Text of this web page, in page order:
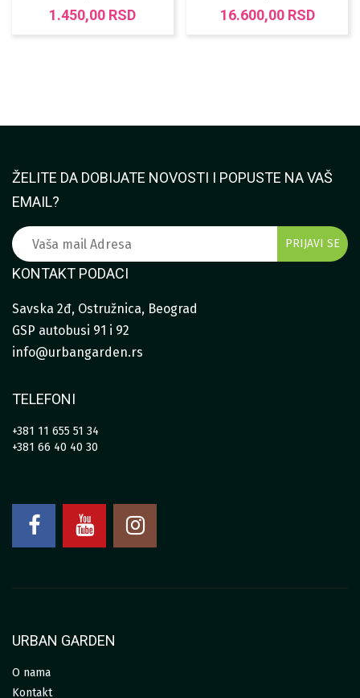
CENA
1.450,00 RSDTRENUTNA
CENA
16.600,00 RSD
ŽELITE DA DOBIJATE NOVOSTI I POPUSTE NA VAŠ
EMAIL?
KONTAKT PODACI
Savska 2đ, Ostružnica, Beograd
GSP autobusi 91 i 92
info@urbangarden.rs
TELEFONI
+381 11 655 51 34
+381 66 40 40 30
URBAN GARDEN
O nama
Kontakt